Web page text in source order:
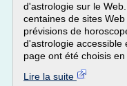
d'astrologie sur le
centaines de sites
prévisions de
d'astrologie accessible
page ont été choisis en
Lire la suite